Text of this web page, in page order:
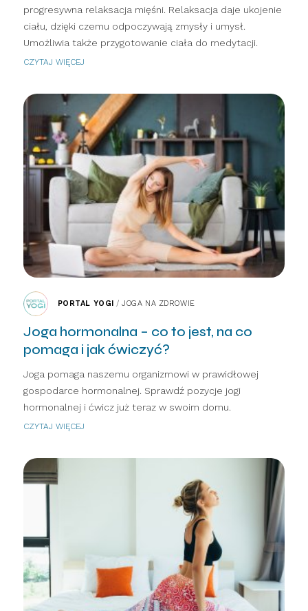
progresywna relaksacja mięśni. Relaksacja daje ukojenie
ciału, dzięki czemu odpoczywają zmysły i umysł.
Umożliwia także przygotowanie ciała do medytacji.
CZYTAJ WIĘCEJ
PORTAL YOGI /JOGA NA ZDROWIE
Joga hormonalna – co to jest, na co
pomaga i jak ćwiczyć?
Joga pomaga naszemu organizmowi w prawidłowej
gospodarce hormonalnej. Sprawdź pozycje jogi
hormonalnej i ćwicz już teraz w swoim domu.
CZYTAJ WIĘCEJ